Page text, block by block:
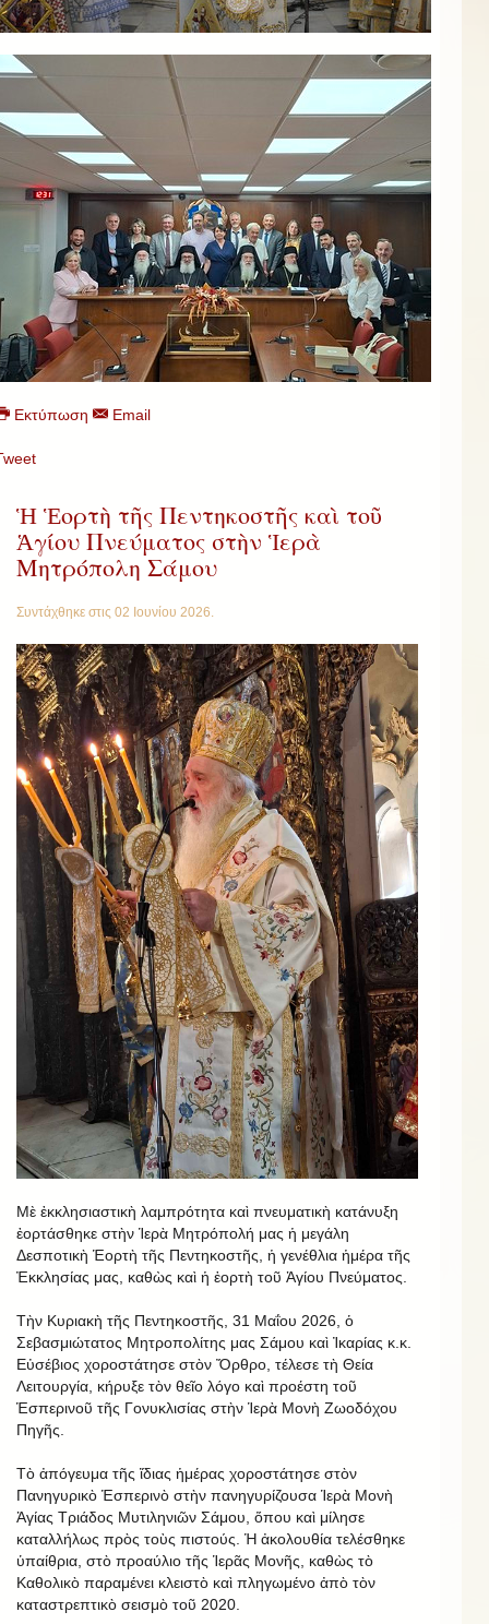
Εκτύπωση Email
Ἡ Ἑορτὴ τῆς Πεντηκοστῆς καὶ τοῦ
Ἁγίου Πνεύματος στὴν Ἱερὰ
Μητρόπολη Σάμου
Συντάχθηκε στις 02 Ιουνίου 2026
Μὲ ἐκκλησιαστικὴ λαμπρότητα καὶ πνευματικὴ κατάνυξη
ἐορτάσθηκε στὴν Ἱερὰ Μητρόπολή μας ἡ μεγάλη
Δεσποτικὴ Ἑορτὴ τῆς Πεντηκοστῆς, ἡ γενέθλια ἡμέρα τῆς
Ἐκκλησίας μας, καθὼς καὶ ἡ ἑορτὴ τοῦ Ἁγίου Πνεύματος.
Τὴν Κυριακὴ τῆς Πεντηκοστῆς, 31 Μαΐου 2026, ὁ
Σεβασμιώτατος Μητροπολίτης μας Σάμου καὶ Ἰκαρίας κ.κ.
Εὐσέβιος χοροστάτησε στὸν Ὄρθρο, τέλεσε τὴ Θεία
Λειτουργία, κήρυξε τὸν θεῖο λόγο καὶ προέστη τοῦ
Ἑσπερινοῦ τῆς Γονυκλισίας στὴν Ἱερὰ Μονὴ Ζωοδόχου
Πηγῆς.
Τὸ ἀπόγευμα τῆς ἴδιας ἡμέρας χοροστάτησε στὸν
Πανηγυρικὸ Ἑσπερινὸ στὴν πανηγυρίζουσα Ἱερὰ Μονὴ
Ἁγίας Τριάδος Μυτιληνιῶν Σάμου, ὅπου καὶ μίλησε
καταλλήλως πρὸς τοὺς πιστούς. Ἡ ἀκολουθία τελέσθηκε
ὑπαίθρια, στὸ προαύλιο τῆς Ἱερᾶς Μονῆς, καθὼς τὸ
Καθολικὸ παραμένει κλειστὸ καὶ πληγωμένο ἀπὸ τὸν
καταστρεπτικὸ σεισμὸ τοῦ 2020.